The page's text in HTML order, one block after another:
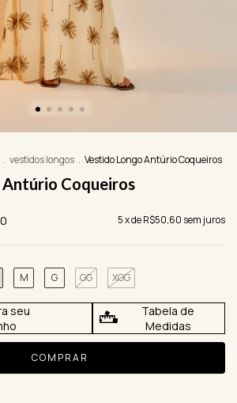
. vestidos longos . Vestido Longo Antúrio Coqueiros
Coqueiros
5x deR$50,60 sem juros
M G GG XGG
seu
Tabela de
Medidas